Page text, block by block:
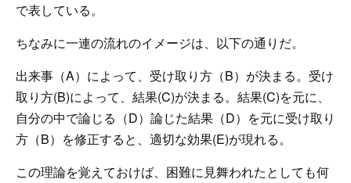
で表している。
ちなみに一連の流れのイメージは、以下の通りだ。
出来事（A）によって、受け取り方（B）が決まる。受け
取り方(B)によって、結果(C)が決まる。結果(C)を元に、
自分の中で論じる（D）論じた結果（D）を元に受け取り
方（B）を修正すると、適切な効果(E)が現れる。
この理論を覚えておけば、困難に見舞われたとしても何